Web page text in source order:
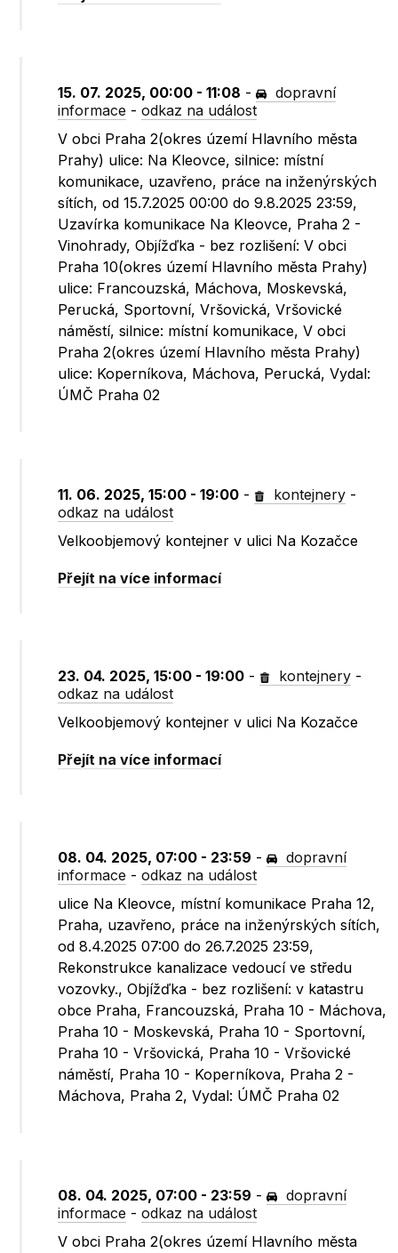
15. 07. 2025, 00:00 - 11:08 -
dopravní
informace -odkaz na událost
V obci Praha 2(okres území Hlavního města
Prahy) ulice: Na Kleovce, silnice: místní
komunikace, uzavřeno, práce na inženýrských
sítích, od 15.7.2025 00:00 do 9.8.2025 23:59,
Uzavírka komunikace Na Kleovce, Praha 2 -
Vinohrady, Objížďka - bez rozlišení: V obci
Praha 10(okres území Hlavního města Prahy)
ulice: Francouzská, Máchova, Moskevská,
Perucká, Sportovní, Vršovická, Vršovické
náměstí, silnice: místní komunikace, V obci
Praha 2(okres území Hlavního města Prahy)
ulice: Koperníkova, Máchova, Perucká, Vydal:
ÚMČ Praha 02
11. 06. 2025, 15:00 - 19:00 - kontejnery -
odkaz na událost
Velkoobjemový kontejner v ulici Na Kozačce
Přejít na více informací
23. 04. 2025, 15:00 - 19:00 - kontejnery -
odkaz na událost
Velkoobjemový kontejner v ulici Na Kozačce
Přejít na více informací
08. 04. 2025, 07:00 - 23:59 -
dopravní
informace -odkaz na událost
ulice Na Kleovce, místní komunikace Praha 12,
Praha, uzavřeno, práce na inženýrských sítích,
od 8.4.2025 07:00 do 26.7.2025 23:59,
Rekonstrukce kanalizace vedoucí ve středu
vozovky., Objížďka - bez rozlišení: v katastru
obce Praha, Francouzská, Praha 10 - Máchova,
Praha 10 - Moskevská, Praha 10 - Sportovní,
Praha 10 - Vršovická, Praha 10 - Vršovické
náměstí, Praha 10 - Koperníkova, Praha 2 -
Máchova, Praha 2, Vydal: ÚMČ Praha 02
08. 04. 2025, 07:00 - 23:59 -
dopravní
informace -odkaz na událost
V obci Praha 2(okres území Hlavního města